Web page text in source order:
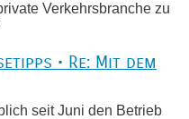
Verkehrsbranche zu
• Re: Mit dem
seit Juni den Betrieb